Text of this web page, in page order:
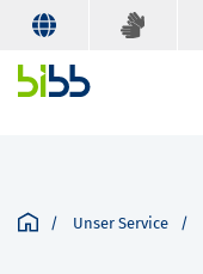
Unser Service